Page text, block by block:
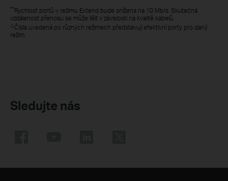
**Rychlost portů v režimu Extend bude snížena na 10 Mb/s. Skutečná
vzdálenost přenosu se může lišit v závislosti na kvalitě kabelů.
△ Čísla uvedená po různých režimech představují efektivní porty pro daný
režim.
Sledujte nás